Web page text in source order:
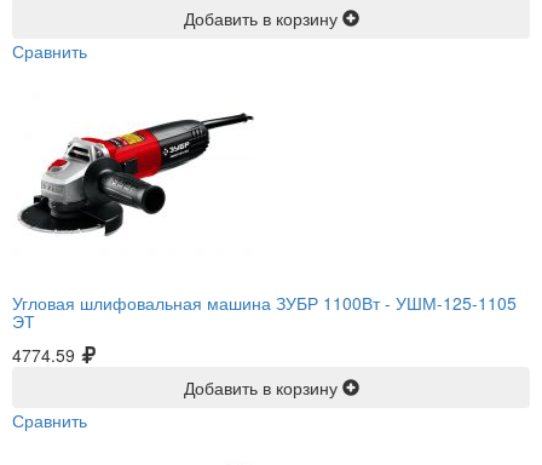
Добавить в корзину
Сравнить
Угловая шлифовальная машина ЗУБР 1100Вт - УШМ-125-1105
ЭТ
4774.59
Добавить в корзину
Сравнить